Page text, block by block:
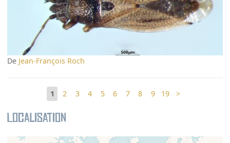
De Jean-François Roch
1 2 3 4 5 6 7 8 9 19 >
Localisation